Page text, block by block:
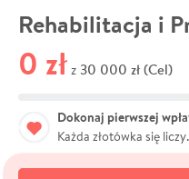
Rehabilitacja i
0 zł z 30 000 zł (Cel)
Dokonaj pierwszej
Każda złotówka się liczy.